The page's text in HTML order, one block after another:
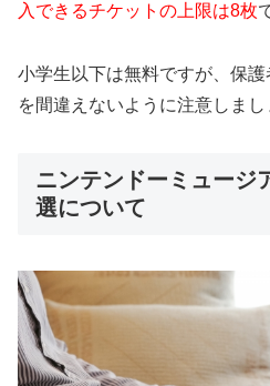
⼊できるチケットの上限は8枚
小学生以下は無料ですが、保
を間違えないように注意しまし
ニンテンドーミュージ
選について